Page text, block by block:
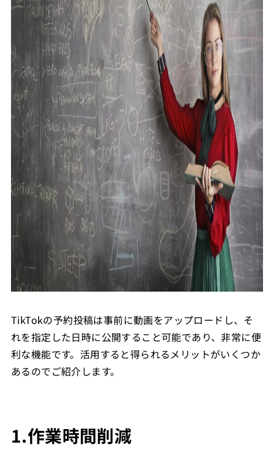
TikTokの予約投稿は事前に動画をアップロードし、そ
れを指定した日時に公開すること可能であり、非常に便
利な機能です。活用すると得られるメリットがいくつか
あるのでご紹介します。
1.作業時間削減